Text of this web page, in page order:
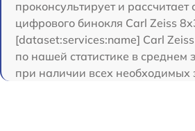
проконсультирует и рассчитает
цифрового бинокля Carl Zeiss
[dataset:services:name] Carl
по нашей статистике в среднем
при наличии всех необходимых